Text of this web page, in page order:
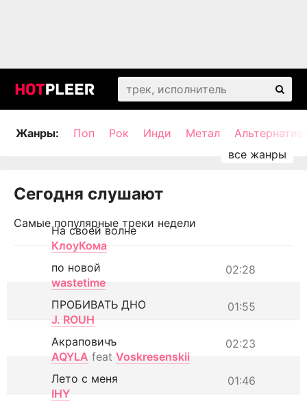
Жанры: Поп Рок Инди Метал
Сегодня слушают
Самые популярные треки недели
На своей волне
КлоуКома
02:28
по новой
wastetime
01:55
ПРОБИВАТЬ ДНО
J. ROUH
02:23
Акраповичъ
AQYLA feat Voskresenskii
01:46
Лето с меня
IHY